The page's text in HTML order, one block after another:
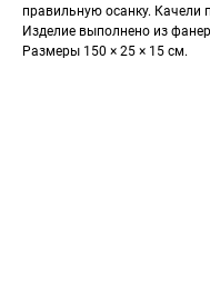
правильную осанку. Качели
Изделие выполнено из
Размеры 150 × 25 × 15 см.